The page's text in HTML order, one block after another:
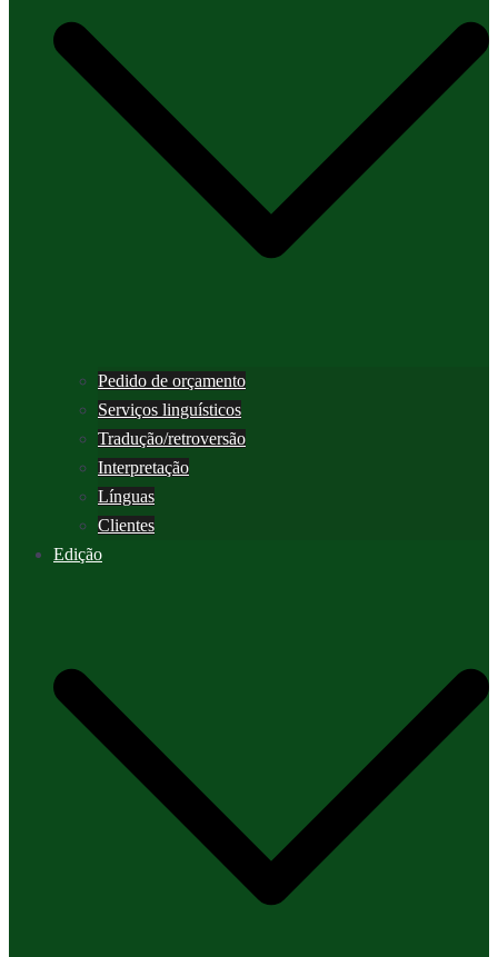
Pedido de orçamento
Serviços linguísticos
Tradução/retroversão
Interpretação
Línguas
Clientes
Edição